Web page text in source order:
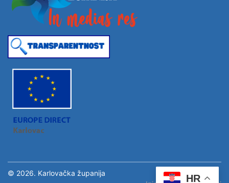
HR
© 2026. Karlovačka županija